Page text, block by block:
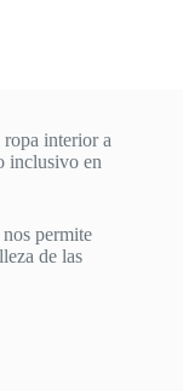
ropa interior a
inclusivo en
permite
de las